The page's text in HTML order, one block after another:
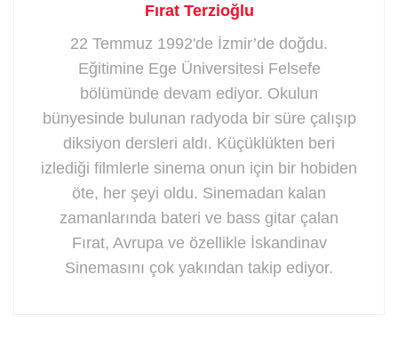
Fırat Terzioğlu
22 Temmuz 1992'de İzmir’de doğdu.
Eğitimine Ege Üniversitesi Felsefe
bölümünde devam ediyor. Okulun
bünyesinde bulunan radyoda bir süre çalışıp
diksiyon dersleri aldı. Küçüklükten beri
izlediği filmlerle sinema onun için bir hobiden
öte, her şeyi oldu. Sinemadan kalan
zamanlarında bateri ve bass gitar çalan
Fırat, Avrupa ve özellikle İskandinav
Sinemasını çok yakından takip ediyor.